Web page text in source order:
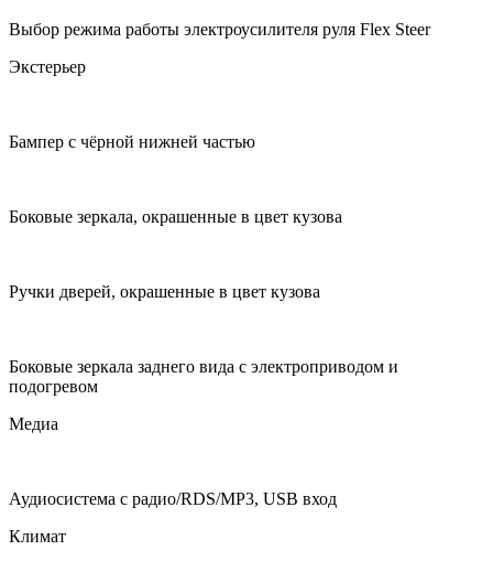
Выбор режима работы электроусилителя руля Flex Steer
Экстерьер
Бампер с чёрной нижней частью
Боковые зеркала, окрашенные в цвет кузова
Ручки дверей, окрашенные в цвет кузова
Боковые зеркала заднего вида с электроприводом и
подогревом
Медиа
Аудиосистема с радио/RDS/MP3, USB вход
Климат